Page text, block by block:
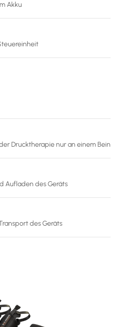
Akku
Drucktherapie nur an einem Bein
Aufladen des Geräts
des Geräts